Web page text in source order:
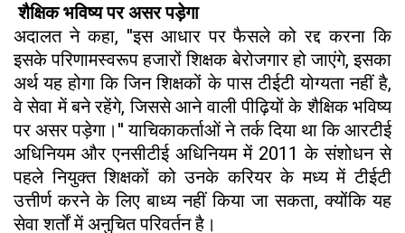
शैक्षिक भविष्य पर असर पड़ेगा
अदालत ने कहा, ''इस आधार पर फैसले को रद्द करना कि
इसके परिणामस्वरूप हजारों शिक्षक बेरोजगार हो जाएंगे, इसका
अर्थ यह होगा कि जिन शिक्षकों के पास टीईटी योग्यता नहीं है,
वे सेवा में बने रहेंगे, जिससे आने वाली पीढ़ियों के शैक्षिक भविष्य
पर असर पड़ेगा।'' याचिकाकर्ताओं ने तर्क दिया था कि आरटीई
अधिनियम और एनसीटीई अधिनियम में 2011 के संशोधन से
पहले नियुक्त शिक्षकों को उनके करियर के मध्य में टीईटी
उत्तीर्ण करने के लिए बाध्य नहीं किया जा सकता, क्योंकि यह
सेवा शर्तों में अनुचित परिवर्तन है।